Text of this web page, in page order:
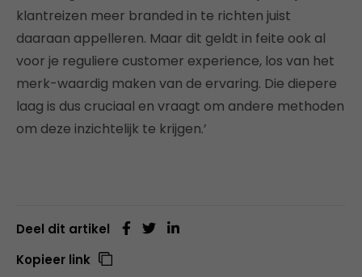
klantreizen meer branded in te richten juist
daaraan appelleren. Maar dit geldt in feite ook al
voor je reguliere customer experience, los van het
merk-waardig maken van de ervaring. Die diepere
laag is dus cruciaal en vraagt om andere methoden
om deze inzichtelijk te krijgen.’
Deel dit artikel
Kopieer link